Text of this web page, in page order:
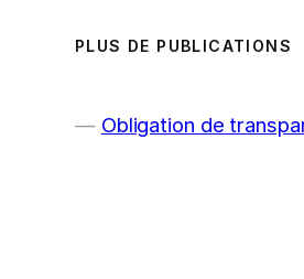
PLUS DE PUBLICATIONS
Obligation de